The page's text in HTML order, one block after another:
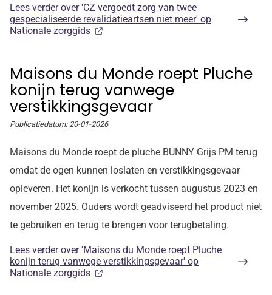
Lees verderover 'CZ vergoedt zorg van twee
gespecialiseerde revalidatieartsen niet meer' op
Nationale zorggids
Maisons du Monde roept Pluche
konijn terug vanwege
verstikkingsgevaar
Publicatiedatum: 20-01-2026
Maisons du Monde roept de pluche BUNNY Grijs PM terug
omdat de ogen kunnen loslaten en verstikkingsgevaar
opleveren. Het konijn is verkocht tussen augustus 2023 en
november 2025. Ouders wordt geadviseerd het product niet
te gebruiken en terug te brengen voor terugbetaling.
Lees verderover 'Maisons du Monde roept Pluche
konijn terug vanwege verstikkingsgevaar' op
Nationale zorggids